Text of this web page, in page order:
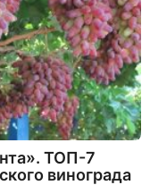
ТОП-7
винограда